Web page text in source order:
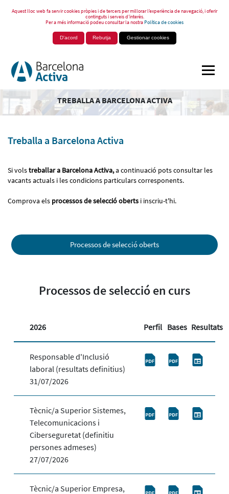
Aquest lloc web fa servir cookies pròpies i de tercers per millorar l’experiència de navegació, i oferir
continguts i serveis d’interès.
Per a més informació podeu consultar la nostraPolítica de cookies
D'acord Rebutja Gestionar cookies
TREBALLA A BARCELONA ACTIVA
Treballa a Barcelona Activa
Si volstreballar a Barcelona Activa,a continuació pots consultar les
vacants actuals i les condicions particulars corresponents.
Comprova els processos de selecció oberts i inscriu-t'hi.
Processos de selecció oberts
Processos de selecció en curs
2026 Perfil Bases Resultats
Responsable d'Inclusió
laboral (resultats definitius)
31/07/2026
Tècnic/a Superior Sistemes,
Telecomunicacions i
Ciberseguretat (definitiu
persones admeses)
27/07/2026
Tècnic/a Superior Empresa,